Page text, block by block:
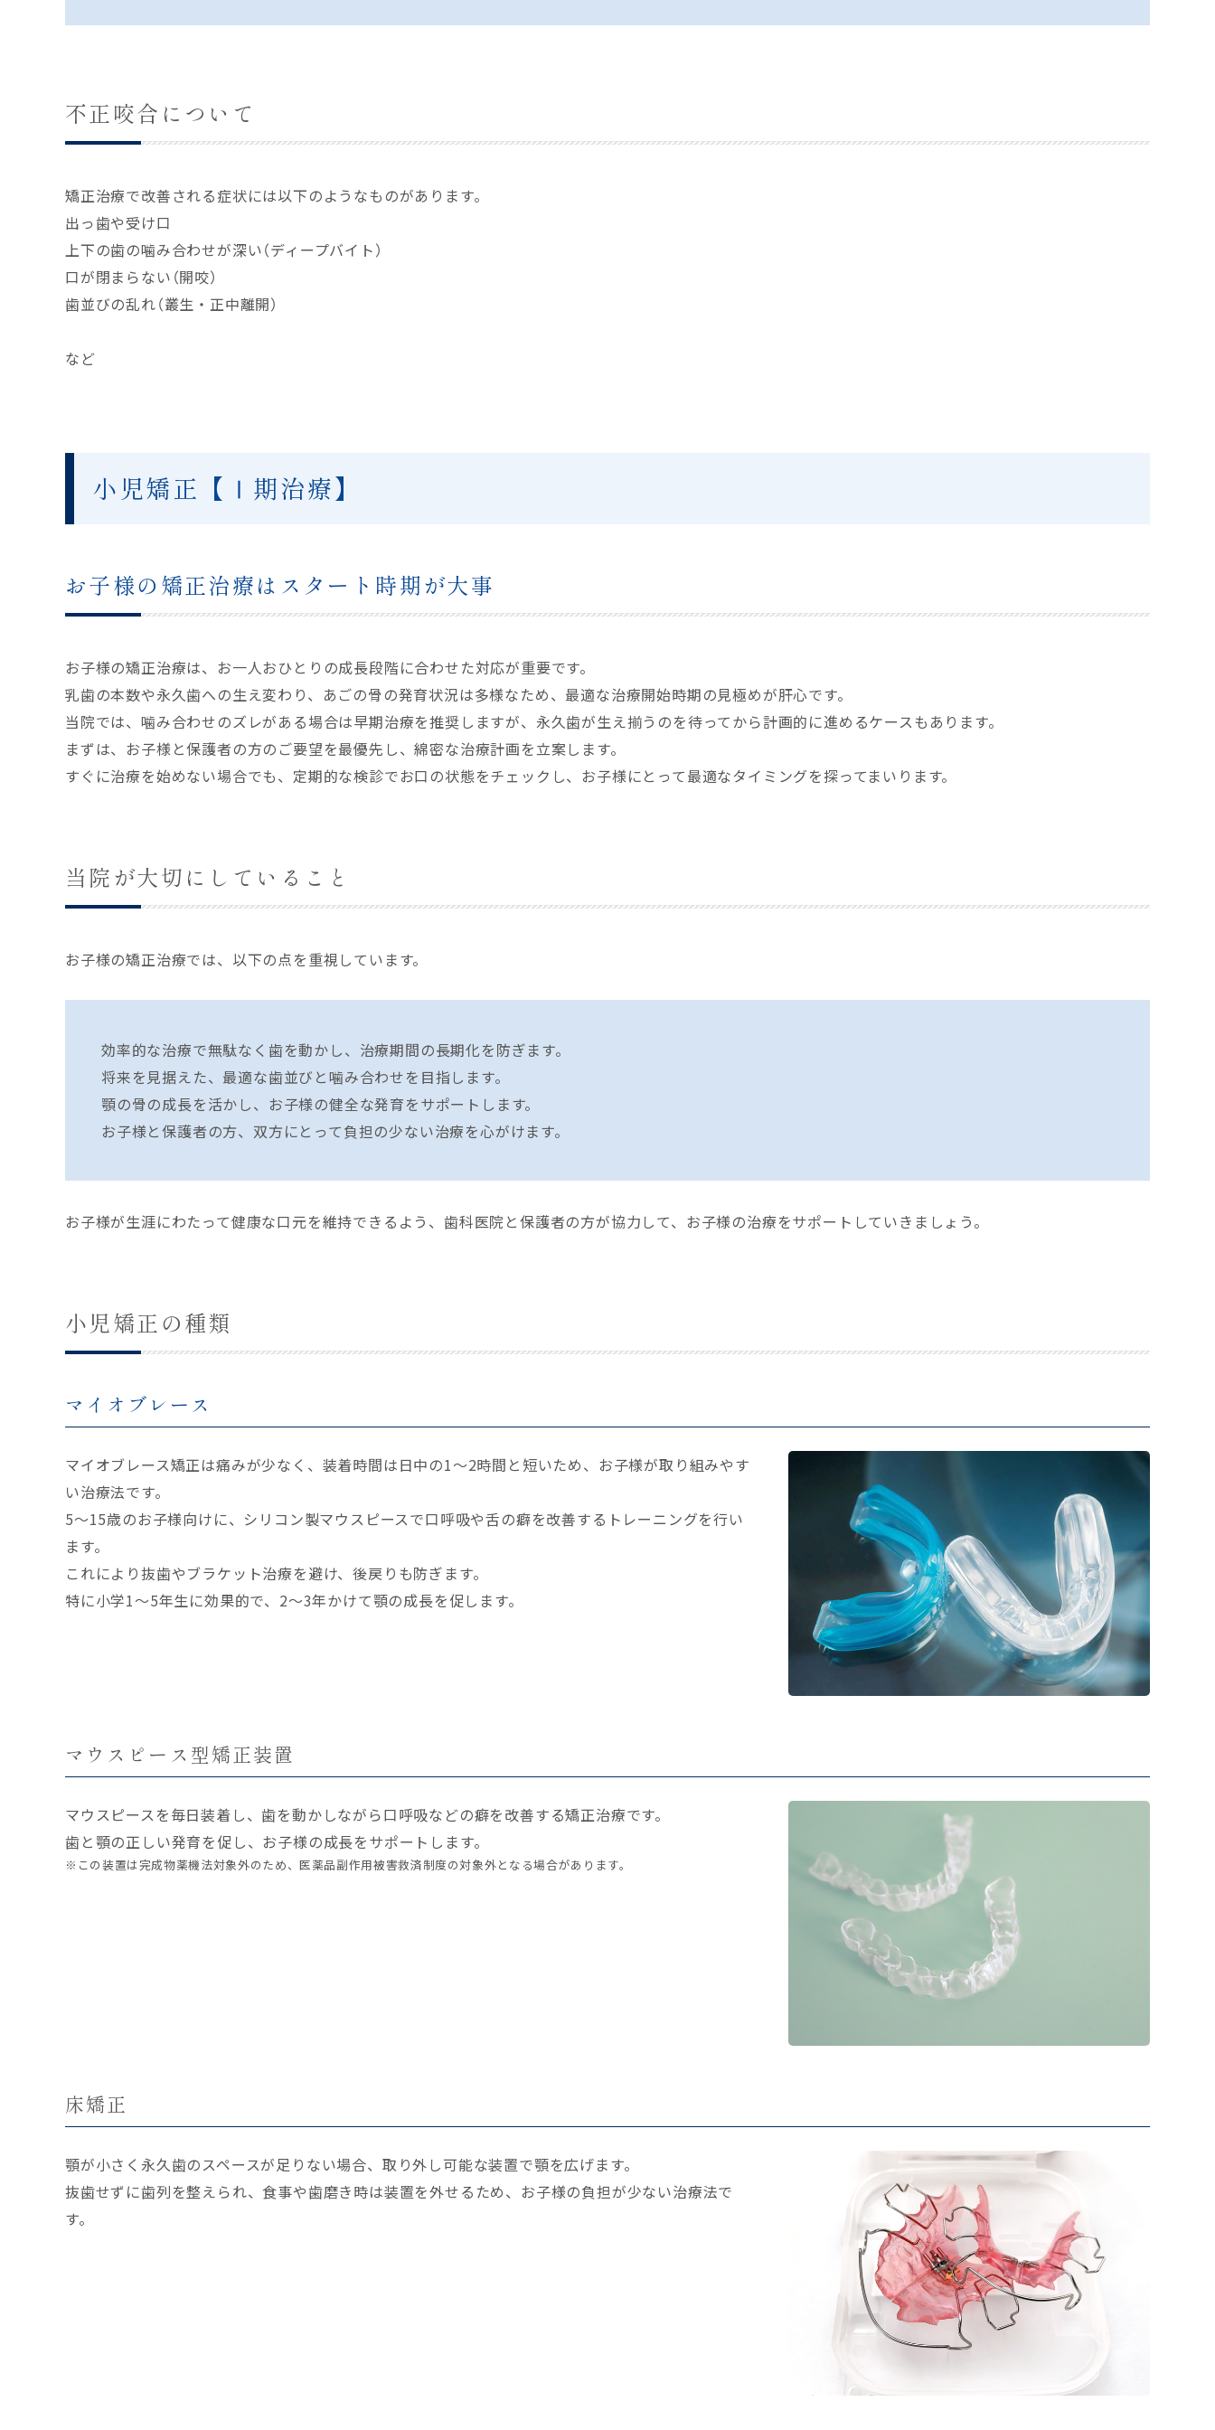
不正咬合について
矯正治療で改善される症状には以下のようなものがあります。
出っ歯や受け口
上下の歯の噛み合わせが深い（ディープバイト）
口が閉まらない（開咬）
歯並びの乱れ（叢生・正中離開）
など
小児矯正【Ⅰ期治療】
お子様の矯正治療はスタート時期が大事
お子様の矯正治療は、お一人おひとりの成長段階に合わせた対応が重要です。
乳歯の本数や永久歯への生え変わり、あごの骨の発育状況は多様なため、最適な治療開始時期の見極めが肝心です。
当院では、噛み合わせのズレがある場合は早期治療を推奨しますが、永久歯が生え揃うのを待ってから計画的に進めるケースもあります。
まずは、お子様と保護者の方のご要望を最優先し、綿密な治療計画を立案します。
すぐに治療を始めない場合でも、定期的な検診でお口の状態をチェックし、お子様にとって最適なタイミングを探ってまいります。
当院が大切にしていること
お子様の矯正治療では、以下の点を重視しています。
効率的な治療で無駄なく歯を動かし、治療期間の長期化を防ぎます。
将来を見据えた、最適な歯並びと噛み合わせを目指します。
顎の骨の成長を活かし、お子様の健全な発育をサポートします。
お子様と保護者の方、双方にとって負担の少ない治療を心がけます。
お子様が生涯にわたって健康な口元を維持できるよう、歯科医院と保護者の方が協力して、お子様の治療をサポートしていきましょう。
小児矯正の種類
マイオブレース
マイオブレース矯正は痛みが少なく、装着時間は日中の1～2時間と短いため、お子様が取り組みやす
い治療法です。
5～15歳のお子様向けに、シリコン製マウスピースで口呼吸や舌の癖を改善するトレーニングを行い
ます。
これにより抜歯やブラケット治療を避け、後戻りも防ぎます。
特に小学1～5年生に効果的で、2～3年かけて顎の成長を促します。
マウスピース型矯正装置
マウスピースを毎日装着し、歯を動かしながら口呼吸などの癖を改善する矯正治療です。
歯と顎の正しい発育を促し、お子様の成長をサポートします。
※この装置は完成物薬機法対象外のため、医薬品副作用被害救済制度の対象外となる場合があります。
床矯正
顎が小さく永久歯のスペースが足りない場合、取り外し可能な装置で顎を広げます。
抜歯せずに歯列を整えられ、食事や歯磨き時は装置を外せるため、お子様の負担が少ない治療法で
す。